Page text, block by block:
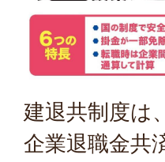
建退共制度は
企業退職金共